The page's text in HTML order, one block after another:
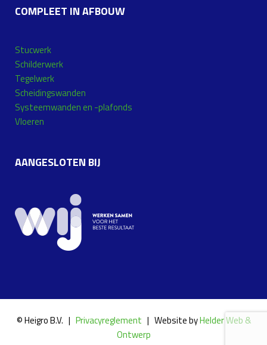
COMPLEET IN AFBOUW
Stucwerk
Schilderwerk
Tegelwerk
Scheidingswanden
Systeemwanden en -plafonds
Vloeren
AANGESLOTEN BIJ
© Heigro B.V. | Privacyreglement | Website byHelder Web &
Ontwerp